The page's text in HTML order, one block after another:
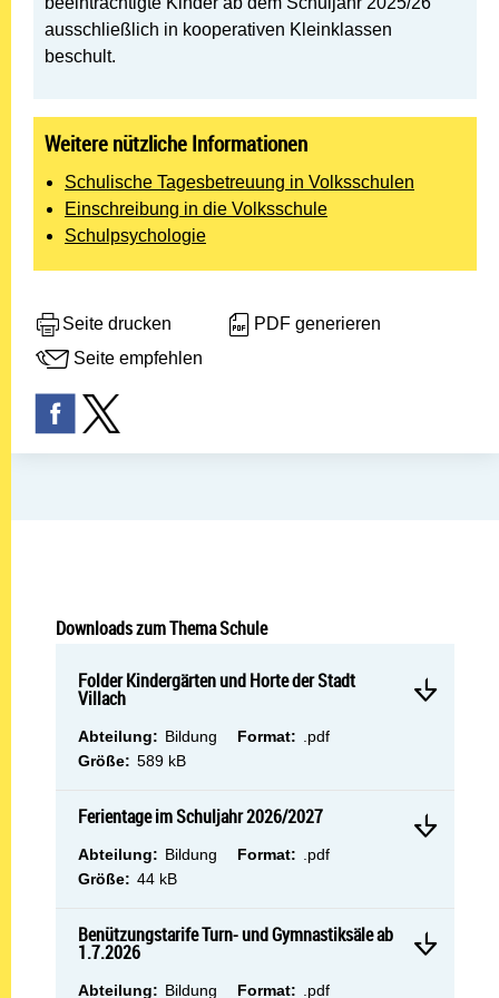
ausschließlich in kooperativen Kleinklassen
beschult.
Weitere nützliche Informationen
Schulische Tagesbetreuung in Volksschulen
Einschreibung in die Volksschule
Schulpsychologie
Seite drucken
PDF generieren
Seite empfehlen
Downloads zum Thema Schule
Folder Kindergärten und Horte der Stadt Villach
Folder Kindergärten und Horte der Stadt
Villach
Abteilung: Abteilung:
Bildung Format: Dateityp:
.pdf
Größe: Dateigröße:
589 kB
Ferientage im Schuljahr 2026/2027
Ferientage im Schuljahr 2026/2027
Abteilung: Abteilung:
Bildung Format: Dateityp:
.pdf
Größe: Dateigröße:
44 kB
Benützungstarife Turn- und Gymnastiksäle ab 1.7.2026
Benützungstarife Turn- und Gymnastiksäle ab
1.7.2026
Abteilung: Abteilung:
Bildung Format: Dateityp:
.pdf